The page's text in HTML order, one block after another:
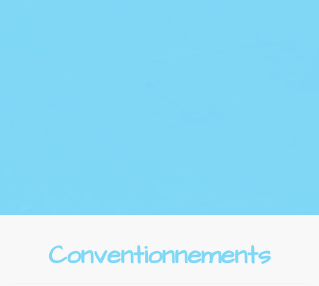
Conventionnements